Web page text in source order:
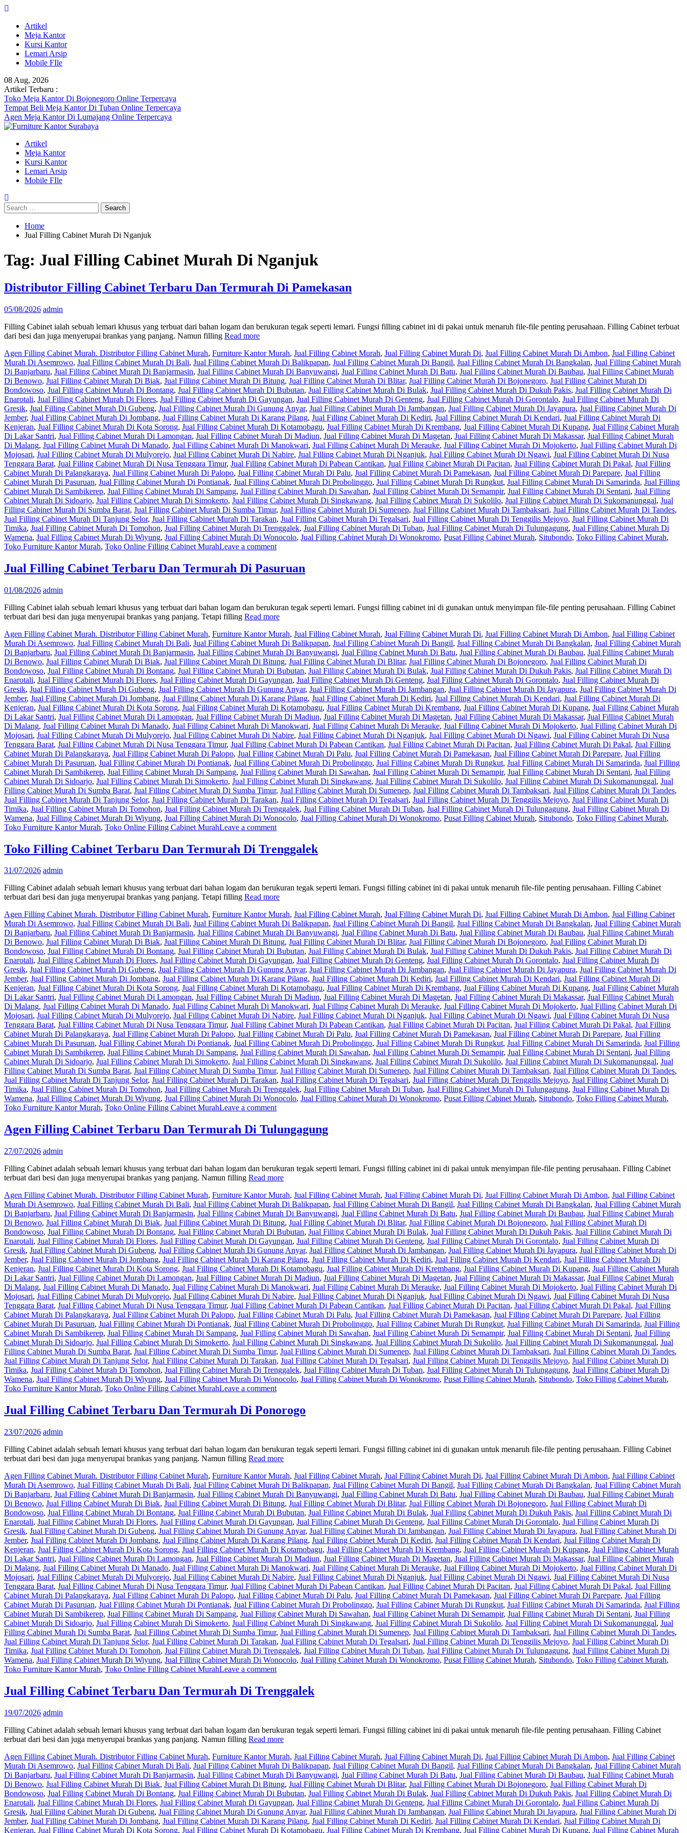
Skip
contentArtikel
Meja Kantor
Kursi Kantor
Lemari Arsip
Mobile FIle
08 Aug, 2026
Artikel Terbaru :
Toko Meja Kantor Di Bojonegoro Online Terpercaya
Tempat Beli Meja Kantor Di Tuban Online Terpercaya
Agen Meja Kantor Di Lumajang Online Terpercaya
Artikel
Meja Kantor
Kursi Kantor
Lemari Arsip
Mobile FIle
Search
for:
Home
Jual Filling Cabinet Murah Di Nganjuk
Tag: Jual Filling Cabinet Murah Di Nganjuk
Distributor Filling Cabinet Terbaru Dan Termurah Di Pamekasan
05/08/2026 admin
Filling Cabinet ialah sebuah lemari khusus yang terbuat dari bahan logam dan berukuran tegak seperti lemari. Fungsi filling cabinet ini di pakai untuk menaruh file-file penting perusahaan. Filling Cabinet terbuat
dari besi dan juga menyerupai brankas yang panjang. Namun filling Read more
Agen Filling Cabinet Murah. Distributor Filling Cabinet Murah, Furniture Kantor Murah, Jual Filling Cabinet Murah, Jual Filling Cabinet Murah Di, Jual Filling Cabinet Murah Di Ambon, Jual Filling Cabinet
Murah Di Asemrowo, Jual Filling Cabinet Murah Di Bali, Jual Filling Cabinet Murah Di Balikpapan, Jual Filling Cabinet Murah Di Bangil, Jual Filling Cabinet Murah Di Bangkalan, Jual Filling Cabinet Murah
Di Banjarbaru, Jual Filling Cabinet Murah Di Banjarmasin, Jual Filling Cabinet Murah Di Banyuwangi, Jual Filling Cabinet Murah Di Batu, Jual Filling Cabinet Murah Di Baubau, Jual Filling Cabinet Murah
Di Benowo, Jual Filling Cabinet Murah Di Biak, Jual Filling Cabinet Murah Di Bitung, Jual Filling Cabinet Murah Di Blitar, Jual Filling Cabinet Murah Di Bojonegoro, Jual Filling Cabinet Murah Di
Bondowoso, Jual Filling Cabinet Murah Di Bontang, Jual Filling Cabinet Murah Di Bubutan, Jual Filling Cabinet Murah Di Bulak, Jual Filling Cabinet Murah Di Dukuh Pakis, Jual Filling Cabinet Murah Di
Enarotali, Jual Filling Cabinet Murah Di Flores, Jual Filling Cabinet Murah Di Gayungan, Jual Filling Cabinet Murah Di Genteng, Jual Filling Cabinet Murah Di Gorontalo, Jual Filling Cabinet Murah Di
Gresik, Jual Filling Cabinet Murah Di Gubeng, Jual Filling Cabinet Murah Di Gunung Anyar, Jual Filling Cabinet Murah Di Jambangan, Jual Filling Cabinet Murah Di Jayapura, Jual Filling Cabinet Murah Di
Jember, Jual Filling Cabinet Murah Di Jombang, Jual Filling Cabinet Murah Di Karang Pilang, Jual Filling Cabinet Murah Di Kediri, Jual Filling Cabinet Murah Di Kendari, Jual Filling Cabinet Murah Di
Kenjeran, Jual Filling Cabinet Murah Di Kota Sorong, Jual Filling Cabinet Murah Di Kotamobagu, Jual Filling Cabinet Murah Di Krembang, Jual Filling Cabinet Murah Di Kupang, Jual Filling Cabinet Murah
Di Lakar Santri, Jual Filling Cabinet Murah Di Lamongan, Jual Filling Cabinet Murah Di Madiun, Jual Filling Cabinet Murah Di Magetan, Jual Filling Cabinet Murah Di Makassar, Jual Filling Cabinet Murah
Di Malang, Jual Filling Cabinet Murah Di Manado, Jual Filling Cabinet Murah Di Manokwari, Jual Filling Cabinet Murah Di Merauke, Jual Filling Cabinet Murah Di Mojokerto, Jual Filling Cabinet Murah Di
Mojosari, Jual Filling Cabinet Murah Di Mulyorejo, Jual Filling Cabinet Murah Di Nabire, Jual Filling Cabinet Murah Di Nganjuk, Jual Filling Cabinet Murah Di Ngawi, Jual Filling Cabinet Murah Di Nusa
Tenggara Barat, Jual Filling Cabinet Murah Di Nusa Tenggara Timur, Jual Filling Cabinet Murah Di Pabean Cantikan, Jual Filling Cabinet Murah Di Pacitan, Jual Filling Cabinet Murah Di Pakal, Jual Filling
Cabinet Murah Di Palangkaraya, Jual Filling Cabinet Murah Di Palopo, Jual Filling Cabinet Murah Di Palu, Jual Filling Cabinet Murah Di Pamekasan, Jual Filling Cabinet Murah Di Parepare, Jual Filling
Cabinet Murah Di Pasuruan, Jual Filling Cabinet Murah Di Pontianak, Jual Filling Cabinet Murah Di Probolinggo, Jual Filling Cabinet Murah Di Rungkut, Jual Filling Cabinet Murah Di Samarinda, Jual Filling
Cabinet Murah Di Sambikerep, Jual Filling Cabinet Murah Di Sampang, Jual Filling Cabinet Murah Di Sawahan, Jual Filling Cabinet Murah Di Semampir, Jual Filling Cabinet Murah Di Sentani, Jual Filling
Cabinet Murah Di Sidoarjo, Jual Filling Cabinet Murah Di Simokerto, Jual Filling Cabinet Murah Di Singkawang, Jual Filling Cabinet Murah Di Sukolilo, Jual Filling Cabinet Murah Di Sukomanunggal, Jual
Filling Cabinet Murah Di Sumba Barat, Jual Filling Cabinet Murah Di Sumba Timur, Jual Filling Cabinet Murah Di Sumenep, Jual Filling Cabinet Murah Di Tambaksari, Jual Filling Cabinet Murah Di Tandes,
Jual Filling Cabinet Murah Di Tanjung Selor, Jual Filling Cabinet Murah Di Tarakan, Jual Filling Cabinet Murah Di Tegalsari, Jual Filling Cabinet Murah Di Tenggilis Mejoyo, Jual Filling Cabinet Murah Di
Timika, Jual Filling Cabinet Murah Di Tomohon, Jual Filling Cabinet Murah Di Trenggalek, Jual Filling Cabinet Murah Di Tuban, Jual Filling Cabinet Murah Di Tulungagung, Jual Filling Cabinet Murah Di
Wamena, Jual Filling Cabinet Murah Di Wiyung, Jual Filling Cabinet Murah Di Wonocolo, Jual Filling Cabinet Murah Di Wonokromo, Pusat Filling Cabinet Murah, Situbondo, Toko Filling Cabinet Murah,
Toko Furniture Kantor Murah, Toko Online Filling Cabinet MurahLeave a comment
Jual Filling Cabinet Terbaru Dan Termurah Di Pasuruan
01/08/2026 admin
Filling Cabinet ialah sebuah lemari khusus yang terbuat dari bahan logam dan berukuran tegak seperti lemari. Fungsi filling cabinet ini di gunakan untuk menyimpan file-file penting perusahaan. Filling Cabinet
terbuat dari besi dan juga menyerupai brankas yang panjang. Tetapi filling Read more
Agen Filling Cabinet Murah. Distributor Filling Cabinet Murah, Furniture Kantor Murah, Jual Filling Cabinet Murah, Jual Filling Cabinet Murah Di, Jual Filling Cabinet Murah Di Ambon, Jual Filling Cabinet
Murah Di Asemrowo, Jual Filling Cabinet Murah Di Bali, Jual Filling Cabinet Murah Di Balikpapan, Jual Filling Cabinet Murah Di Bangil, Jual Filling Cabinet Murah Di Bangkalan, Jual Filling Cabinet Murah
Di Banjarbaru, Jual Filling Cabinet Murah Di Banjarmasin, Jual Filling Cabinet Murah Di Banyuwangi, Jual Filling Cabinet Murah Di Batu, Jual Filling Cabinet Murah Di Baubau, Jual Filling Cabinet Murah
Di Benowo, Jual Filling Cabinet Murah Di Biak, Jual Filling Cabinet Murah Di Bitung, Jual Filling Cabinet Murah Di Blitar, Jual Filling Cabinet Murah Di Bojonegoro, Jual Filling Cabinet Murah Di
Bondowoso, Jual Filling Cabinet Murah Di Bontang, Jual Filling Cabinet Murah Di Bubutan, Jual Filling Cabinet Murah Di Bulak, Jual Filling Cabinet Murah Di Dukuh Pakis, Jual Filling Cabinet Murah Di
Enarotali, Jual Filling Cabinet Murah Di Flores, Jual Filling Cabinet Murah Di Gayungan, Jual Filling Cabinet Murah Di Genteng, Jual Filling Cabinet Murah Di Gorontalo, Jual Filling Cabinet Murah Di
Gresik, Jual Filling Cabinet Murah Di Gubeng, Jual Filling Cabinet Murah Di Gunung Anyar, Jual Filling Cabinet Murah Di Jambangan, Jual Filling Cabinet Murah Di Jayapura, Jual Filling Cabinet Murah Di
Jember, Jual Filling Cabinet Murah Di Jombang, Jual Filling Cabinet Murah Di Karang Pilang, Jual Filling Cabinet Murah Di Kediri, Jual Filling Cabinet Murah Di Kendari, Jual Filling Cabinet Murah Di
Kenjeran, Jual Filling Cabinet Murah Di Kota Sorong, Jual Filling Cabinet Murah Di Kotamobagu, Jual Filling Cabinet Murah Di Krembang, Jual Filling Cabinet Murah Di Kupang, Jual Filling Cabinet Murah
Di Lakar Santri, Jual Filling Cabinet Murah Di Lamongan, Jual Filling Cabinet Murah Di Madiun, Jual Filling Cabinet Murah Di Magetan, Jual Filling Cabinet Murah Di Makassar, Jual Filling Cabinet Murah
Di Malang, Jual Filling Cabinet Murah Di Manado, Jual Filling Cabinet Murah Di Manokwari, Jual Filling Cabinet Murah Di Merauke, Jual Filling Cabinet Murah Di Mojokerto, Jual Filling Cabinet Murah Di
Mojosari, Jual Filling Cabinet Murah Di Mulyorejo, Jual Filling Cabinet Murah Di Nabire, Jual Filling Cabinet Murah Di Nganjuk, Jual Filling Cabinet Murah Di Ngawi, Jual Filling Cabinet Murah Di Nusa
Tenggara Barat, Jual Filling Cabinet Murah Di Nusa Tenggara Timur, Jual Filling Cabinet Murah Di Pabean Cantikan, Jual Filling Cabinet Murah Di Pacitan, Jual Filling Cabinet Murah Di Pakal, Jual Filling
Cabinet Murah Di Palangkaraya, Jual Filling Cabinet Murah Di Palopo, Jual Filling Cabinet Murah Di Palu, Jual Filling Cabinet Murah Di Pamekasan, Jual Filling Cabinet Murah Di Parepare, Jual Filling
Cabinet Murah Di Pasuruan, Jual Filling Cabinet Murah Di Pontianak, Jual Filling Cabinet Murah Di Probolinggo, Jual Filling Cabinet Murah Di Rungkut, Jual Filling Cabinet Murah Di Samarinda, Jual Filling
Cabinet Murah Di Sambikerep, Jual Filling Cabinet Murah Di Sampang, Jual Filling Cabinet Murah Di Sawahan, Jual Filling Cabinet Murah Di Semampir, Jual Filling Cabinet Murah Di Sentani, Jual Filling
Cabinet Murah Di Sidoarjo, Jual Filling Cabinet Murah Di Simokerto, Jual Filling Cabinet Murah Di Singkawang, Jual Filling Cabinet Murah Di Sukolilo, Jual Filling Cabinet Murah Di Sukomanunggal, Jual
Filling Cabinet Murah Di Sumba Barat, Jual Filling Cabinet Murah Di Sumba Timur, Jual Filling Cabinet Murah Di Sumenep, Jual Filling Cabinet Murah Di Tambaksari, Jual Filling Cabinet Murah Di Tandes,
Jual Filling Cabinet Murah Di Tanjung Selor, Jual Filling Cabinet Murah Di Tarakan, Jual Filling Cabinet Murah Di Tegalsari, Jual Filling Cabinet Murah Di Tenggilis Mejoyo, Jual Filling Cabinet Murah Di
Timika, Jual Filling Cabinet Murah Di Tomohon, Jual Filling Cabinet Murah Di Trenggalek, Jual Filling Cabinet Murah Di Tuban, Jual Filling Cabinet Murah Di Tulungagung, Jual Filling Cabinet Murah Di
Wamena, Jual Filling Cabinet Murah Di Wiyung, Jual Filling Cabinet Murah Di Wonocolo, Jual Filling Cabinet Murah Di Wonokromo, Pusat Filling Cabinet Murah, Situbondo, Toko Filling Cabinet Murah,
Toko Furniture Kantor Murah, Toko Online Filling Cabinet MurahLeave a comment
Toko Filling Cabinet Terbaru Dan Termurah Di Trenggalek
31/07/2026 admin
Filling Cabinet adalah sebuah lemari khusus yang terbuat dari bahan logam dan berukuran tegak seperti lemari. Fungsi filling cabinet ini di pakai untuk menaruh file-file penting perusahaan. Filling Cabinet
terbuat dari besi dan juga menyerupai brankas yang panjang. Tetapi filling Read more
Agen Filling Cabinet Murah. Distributor Filling Cabinet Murah, Furniture Kantor Murah, Jual Filling Cabinet Murah, Jual Filling Cabinet Murah Di, Jual Filling Cabinet Murah Di Ambon, Jual Filling Cabinet
Murah Di Asemrowo, Jual Filling Cabinet Murah Di Bali, Jual Filling Cabinet Murah Di Balikpapan, Jual Filling Cabinet Murah Di Bangil, Jual Filling Cabinet Murah Di Bangkalan, Jual Filling Cabinet Murah
Di Banjarbaru, Jual Filling Cabinet Murah Di Banjarmasin, Jual Filling Cabinet Murah Di Banyuwangi, Jual Filling Cabinet Murah Di Batu, Jual Filling Cabinet Murah Di Baubau, Jual Filling Cabinet Murah
Di Benowo, Jual Filling Cabinet Murah Di Biak, Jual Filling Cabinet Murah Di Bitung, Jual Filling Cabinet Murah Di Blitar, Jual Filling Cabinet Murah Di Bojonegoro, Jual Filling Cabinet Murah Di
Bondowoso, Jual Filling Cabinet Murah Di Bontang, Jual Filling Cabinet Murah Di Bubutan, Jual Filling Cabinet Murah Di Bulak, Jual Filling Cabinet Murah Di Dukuh Pakis, Jual Filling Cabinet Murah Di
Enarotali, Jual Filling Cabinet Murah Di Flores, Jual Filling Cabinet Murah Di Gayungan, Jual Filling Cabinet Murah Di Genteng, Jual Filling Cabinet Murah Di Gorontalo, Jual Filling Cabinet Murah Di
Gresik, Jual Filling Cabinet Murah Di Gubeng, Jual Filling Cabinet Murah Di Gunung Anyar, Jual Filling Cabinet Murah Di Jambangan, Jual Filling Cabinet Murah Di Jayapura, Jual Filling Cabinet Murah Di
Jember, Jual Filling Cabinet Murah Di Jombang, Jual Filling Cabinet Murah Di Karang Pilang, Jual Filling Cabinet Murah Di Kediri, Jual Filling Cabinet Murah Di Kendari, Jual Filling Cabinet Murah Di
Kenjeran, Jual Filling Cabinet Murah Di Kota Sorong, Jual Filling Cabinet Murah Di Kotamobagu, Jual Filling Cabinet Murah Di Krembang, Jual Filling Cabinet Murah Di Kupang, Jual Filling Cabinet Murah
Di Lakar Santri, Jual Filling Cabinet Murah Di Lamongan, Jual Filling Cabinet Murah Di Madiun, Jual Filling Cabinet Murah Di Magetan, Jual Filling Cabinet Murah Di Makassar, Jual Filling Cabinet Murah
Di Malang, Jual Filling Cabinet Murah Di Manado, Jual Filling Cabinet Murah Di Manokwari, Jual Filling Cabinet Murah Di Merauke, Jual Filling Cabinet Murah Di Mojokerto, Jual Filling Cabinet Murah Di
Mojosari, Jual Filling Cabinet Murah Di Mulyorejo, Jual Filling Cabinet Murah Di Nabire, Jual Filling Cabinet Murah Di Nganjuk, Jual Filling Cabinet Murah Di Ngawi, Jual Filling Cabinet Murah Di Nusa
Tenggara Barat, Jual Filling Cabinet Murah Di Nusa Tenggara Timur, Jual Filling Cabinet Murah Di Pabean Cantikan, Jual Filling Cabinet Murah Di Pacitan, Jual Filling Cabinet Murah Di Pakal, Jual Filling
Cabinet Murah Di Palangkaraya, Jual Filling Cabinet Murah Di Palopo, Jual Filling Cabinet Murah Di Palu, Jual Filling Cabinet Murah Di Pamekasan, Jual Filling Cabinet Murah Di Parepare, Jual Filling
Cabinet Murah Di Pasuruan, Jual Filling Cabinet Murah Di Pontianak, Jual Filling Cabinet Murah Di Probolinggo, Jual Filling Cabinet Murah Di Rungkut, Jual Filling Cabinet Murah Di Samarinda, Jual Filling
Cabinet Murah Di Sambikerep, Jual Filling Cabinet Murah Di Sampang, Jual Filling Cabinet Murah Di Sawahan, Jual Filling Cabinet Murah Di Semampir, Jual Filling Cabinet Murah Di Sentani, Jual Filling
Cabinet Murah Di Sidoarjo, Jual Filling Cabinet Murah Di Simokerto, Jual Filling Cabinet Murah Di Singkawang, Jual Filling Cabinet Murah Di Sukolilo, Jual Filling Cabinet Murah Di Sukomanunggal, Jual
Filling Cabinet Murah Di Sumba Barat, Jual Filling Cabinet Murah Di Sumba Timur, Jual Filling Cabinet Murah Di Sumenep, Jual Filling Cabinet Murah Di Tambaksari, Jual Filling Cabinet Murah Di Tandes,
Jual Filling Cabinet Murah Di Tanjung Selor, Jual Filling Cabinet Murah Di Tarakan, Jual Filling Cabinet Murah Di Tegalsari, Jual Filling Cabinet Murah Di Tenggilis Mejoyo, Jual Filling Cabinet Murah Di
Timika, Jual Filling Cabinet Murah Di Tomohon, Jual Filling Cabinet Murah Di Trenggalek, Jual Filling Cabinet Murah Di Tuban, Jual Filling Cabinet Murah Di Tulungagung, Jual Filling Cabinet Murah Di
Wamena, Jual Filling Cabinet Murah Di Wiyung, Jual Filling Cabinet Murah Di Wonocolo, Jual Filling Cabinet Murah Di Wonokromo, Pusat Filling Cabinet Murah, Situbondo, Toko Filling Cabinet Murah,
Toko Furniture Kantor Murah, Toko Online Filling Cabinet MurahLeave a comment
Agen Filling Cabinet Terbaru Dan Termurah Di Tulungagung
27/07/2026 admin
Filling Cabinet adalah sebuah lemari khusus yang terbuat dari bahan logam dan berukuran tegak seperti lemari. Fungsi filling cabinet ini di pakai untuk menyimpan file-file penting perusahaan. Filling Cabinet
terbuat dari besi dan juga menyerupai brankas yang panjang. Namun filling Read more
Agen Filling Cabinet Murah. Distributor Filling Cabinet Murah, Furniture Kantor Murah, Jual Filling Cabinet Murah, Jual Filling Cabinet Murah Di, Jual Filling Cabinet Murah Di Ambon, Jual Filling Cabinet
Murah Di Asemrowo, Jual Filling Cabinet Murah Di Bali, Jual Filling Cabinet Murah Di Balikpapan, Jual Filling Cabinet Murah Di Bangil, Jual Filling Cabinet Murah Di Bangkalan, Jual Filling Cabinet Murah
Di Banjarbaru, Jual Filling Cabinet Murah Di Banjarmasin, Jual Filling Cabinet Murah Di Banyuwangi, Jual Filling Cabinet Murah Di Batu, Jual Filling Cabinet Murah Di Baubau, Jual Filling Cabinet Murah
Di Benowo, Jual Filling Cabinet Murah Di Biak, Jual Filling Cabinet Murah Di Bitung, Jual Filling Cabinet Murah Di Blitar, Jual Filling Cabinet Murah Di Bojonegoro, Jual Filling Cabinet Murah Di
Bondowoso, Jual Filling Cabinet Murah Di Bontang, Jual Filling Cabinet Murah Di Bubutan, Jual Filling Cabinet Murah Di Bulak, Jual Filling Cabinet Murah Di Dukuh Pakis, Jual Filling Cabinet Murah Di
Enarotali, Jual Filling Cabinet Murah Di Flores, Jual Filling Cabinet Murah Di Gayungan, Jual Filling Cabinet Murah Di Genteng, Jual Filling Cabinet Murah Di Gorontalo, Jual Filling Cabinet Murah Di
Gresik, Jual Filling Cabinet Murah Di Gubeng, Jual Filling Cabinet Murah Di Gunung Anyar, Jual Filling Cabinet Murah Di Jambangan, Jual Filling Cabinet Murah Di Jayapura, Jual Filling Cabinet Murah Di
Jember, Jual Filling Cabinet Murah Di Jombang, Jual Filling Cabinet Murah Di Karang Pilang, Jual Filling Cabinet Murah Di Kediri, Jual Filling Cabinet Murah Di Kendari, Jual Filling Cabinet Murah Di
Kenjeran, Jual Filling Cabinet Murah Di Kota Sorong, Jual Filling Cabinet Murah Di Kotamobagu, Jual Filling Cabinet Murah Di Krembang, Jual Filling Cabinet Murah Di Kupang, Jual Filling Cabinet Murah
Di Lakar Santri, Jual Filling Cabinet Murah Di Lamongan, Jual Filling Cabinet Murah Di Madiun, Jual Filling Cabinet Murah Di Magetan, Jual Filling Cabinet Murah Di Makassar, Jual Filling Cabinet Murah
Di Malang, Jual Filling Cabinet Murah Di Manado, Jual Filling Cabinet Murah Di Manokwari, Jual Filling Cabinet Murah Di Merauke, Jual Filling Cabinet Murah Di Mojokerto, Jual Filling Cabinet Murah Di
Mojosari, Jual Filling Cabinet Murah Di Mulyorejo, Jual Filling Cabinet Murah Di Nabire, Jual Filling Cabinet Murah Di Nganjuk, Jual Filling Cabinet Murah Di Ngawi, Jual Filling Cabinet Murah Di Nusa
Tenggara Barat, Jual Filling Cabinet Murah Di Nusa Tenggara Timur, Jual Filling Cabinet Murah Di Pabean Cantikan, Jual Filling Cabinet Murah Di Pacitan, Jual Filling Cabinet Murah Di Pakal, Jual Filling
Cabinet Murah Di Palangkaraya, Jual Filling Cabinet Murah Di Palopo, Jual Filling Cabinet Murah Di Palu, Jual Filling Cabinet Murah Di Pamekasan, Jual Filling Cabinet Murah Di Parepare, Jual Filling
Cabinet Murah Di Pasuruan, Jual Filling Cabinet Murah Di Pontianak, Jual Filling Cabinet Murah Di Probolinggo, Jual Filling Cabinet Murah Di Rungkut, Jual Filling Cabinet Murah Di Samarinda, Jual Filling
Cabinet Murah Di Sambikerep, Jual Filling Cabinet Murah Di Sampang, Jual Filling Cabinet Murah Di Sawahan, Jual Filling Cabinet Murah Di Semampir, Jual Filling Cabinet Murah Di Sentani, Jual Filling
Cabinet Murah Di Sidoarjo, Jual Filling Cabinet Murah Di Simokerto, Jual Filling Cabinet Murah Di Singkawang, Jual Filling Cabinet Murah Di Sukolilo, Jual Filling Cabinet Murah Di Sukomanunggal, Jual
Filling Cabinet Murah Di Sumba Barat, Jual Filling Cabinet Murah Di Sumba Timur, Jual Filling Cabinet Murah Di Sumenep, Jual Filling Cabinet Murah Di Tambaksari, Jual Filling Cabinet Murah Di Tandes,
Jual Filling Cabinet Murah Di Tanjung Selor, Jual Filling Cabinet Murah Di Tarakan, Jual Filling Cabinet Murah Di Tegalsari, Jual Filling Cabinet Murah Di Tenggilis Mejoyo, Jual Filling Cabinet Murah Di
Timika, Jual Filling Cabinet Murah Di Tomohon, Jual Filling Cabinet Murah Di Trenggalek, Jual Filling Cabinet Murah Di Tuban, Jual Filling Cabinet Murah Di Tulungagung, Jual Filling Cabinet Murah Di
Wamena, Jual Filling Cabinet Murah Di Wiyung, Jual Filling Cabinet Murah Di Wonocolo, Jual Filling Cabinet Murah Di Wonokromo, Pusat Filling Cabinet Murah, Situbondo, Toko Filling Cabinet Murah,
Toko Furniture Kantor Murah, Toko Online Filling Cabinet MurahLeave a comment
Jual Filling Cabinet Terbaru Dan Termurah Di Ponorogo
23/07/2026 admin
Filling Cabinet adalah sebuah lemari khusus yang terbuat dari bahan logam dan berukuran tegak seperti lemari. Fungsi filling cabinet ini di gunakan untuk menaruh file-file penting perusahaan. Filling Cabinet
terbuat dari besi dan juga menyerupai brankas yang panjang. Namun filling Read more
Agen Filling Cabinet Murah. Distributor Filling Cabinet Murah, Furniture Kantor Murah, Jual Filling Cabinet Murah, Jual Filling Cabinet Murah Di, Jual Filling Cabinet Murah Di Ambon, Jual Filling Cabinet
Murah Di Asemrowo, Jual Filling Cabinet Murah Di Bali, Jual Filling Cabinet Murah Di Balikpapan, Jual Filling Cabinet Murah Di Bangil, Jual Filling Cabinet Murah Di Bangkalan, Jual Filling Cabinet Murah
Di Banjarbaru, Jual Filling Cabinet Murah Di Banjarmasin, Jual Filling Cabinet Murah Di Banyuwangi, Jual Filling Cabinet Murah Di Batu, Jual Filling Cabinet Murah Di Baubau, Jual Filling Cabinet Murah
Di Benowo, Jual Filling Cabinet Murah Di Biak, Jual Filling Cabinet Murah Di Bitung, Jual Filling Cabinet Murah Di Blitar, Jual Filling Cabinet Murah Di Bojonegoro, Jual Filling Cabinet Murah Di
Bondowoso, Jual Filling Cabinet Murah Di Bontang, Jual Filling Cabinet Murah Di Bubutan, Jual Filling Cabinet Murah Di Bulak, Jual Filling Cabinet Murah Di Dukuh Pakis, Jual Filling Cabinet Murah Di
Enarotali, Jual Filling Cabinet Murah Di Flores, Jual Filling Cabinet Murah Di Gayungan, Jual Filling Cabinet Murah Di Genteng, Jual Filling Cabinet Murah Di Gorontalo, Jual Filling Cabinet Murah Di
Gresik, Jual Filling Cabinet Murah Di Gubeng, Jual Filling Cabinet Murah Di Gunung Anyar, Jual Filling Cabinet Murah Di Jambangan, Jual Filling Cabinet Murah Di Jayapura, Jual Filling Cabinet Murah Di
Jember, Jual Filling Cabinet Murah Di Jombang, Jual Filling Cabinet Murah Di Karang Pilang, Jual Filling Cabinet Murah Di Kediri, Jual Filling Cabinet Murah Di Kendari, Jual Filling Cabinet Murah Di
Kenjeran, Jual Filling Cabinet Murah Di Kota Sorong, Jual Filling Cabinet Murah Di Kotamobagu, Jual Filling Cabinet Murah Di Krembang, Jual Filling Cabinet Murah Di Kupang, Jual Filling Cabinet Murah
Di Lakar Santri, Jual Filling Cabinet Murah Di Lamongan, Jual Filling Cabinet Murah Di Madiun, Jual Filling Cabinet Murah Di Magetan, Jual Filling Cabinet Murah Di Makassar, Jual Filling Cabinet Murah
Di Malang, Jual Filling Cabinet Murah Di Manado, Jual Filling Cabinet Murah Di Manokwari, Jual Filling Cabinet Murah Di Merauke, Jual Filling Cabinet Murah Di Mojokerto, Jual Filling Cabinet Murah Di
Mojosari, Jual Filling Cabinet Murah Di Mulyorejo, Jual Filling Cabinet Murah Di Nabire, Jual Filling Cabinet Murah Di Nganjuk, Jual Filling Cabinet Murah Di Ngawi, Jual Filling Cabinet Murah Di Nusa
Tenggara Barat, Jual Filling Cabinet Murah Di Nusa Tenggara Timur, Jual Filling Cabinet Murah Di Pabean Cantikan, Jual Filling Cabinet Murah Di Pacitan, Jual Filling Cabinet Murah Di Pakal, Jual Filling
Cabinet Murah Di Palangkaraya, Jual Filling Cabinet Murah Di Palopo, Jual Filling Cabinet Murah Di Palu, Jual Filling Cabinet Murah Di Pamekasan, Jual Filling Cabinet Murah Di Parepare, Jual Filling
Cabinet Murah Di Pasuruan, Jual Filling Cabinet Murah Di Pontianak, Jual Filling Cabinet Murah Di Probolinggo, Jual Filling Cabinet Murah Di Rungkut, Jual Filling Cabinet Murah Di Samarinda, Jual Filling
Cabinet Murah Di Sambikerep, Jual Filling Cabinet Murah Di Sampang, Jual Filling Cabinet Murah Di Sawahan, Jual Filling Cabinet Murah Di Semampir, Jual Filling Cabinet Murah Di Sentani, Jual Filling
Cabinet Murah Di Sidoarjo, Jual Filling Cabinet Murah Di Simokerto, Jual Filling Cabinet Murah Di Singkawang, Jual Filling Cabinet Murah Di Sukolilo, Jual Filling Cabinet Murah Di Sukomanunggal, Jual
Filling Cabinet Murah Di Sumba Barat, Jual Filling Cabinet Murah Di Sumba Timur, Jual Filling Cabinet Murah Di Sumenep, Jual Filling Cabinet Murah Di Tambaksari, Jual Filling Cabinet Murah Di Tandes,
Jual Filling Cabinet Murah Di Tanjung Selor, Jual Filling Cabinet Murah Di Tarakan, Jual Filling Cabinet Murah Di Tegalsari, Jual Filling Cabinet Murah Di Tenggilis Mejoyo, Jual Filling Cabinet Murah Di
Timika, Jual Filling Cabinet Murah Di Tomohon, Jual Filling Cabinet Murah Di Trenggalek, Jual Filling Cabinet Murah Di Tuban, Jual Filling Cabinet Murah Di Tulungagung, Jual Filling Cabinet Murah Di
Wamena, Jual Filling Cabinet Murah Di Wiyung, Jual Filling Cabinet Murah Di Wonocolo, Jual Filling Cabinet Murah Di Wonokromo, Pusat Filling Cabinet Murah, Situbondo, Toko Filling Cabinet Murah,
Toko Furniture Kantor Murah, Toko Online Filling Cabinet MurahLeave a comment
Jual Filling Cabinet Terbaru Dan Termurah Di Trenggalek
19/07/2026 admin
Filling Cabinet adalah sebuah lemari khusus yang terbuat dari bahan logam dan berukuran tegak seperti lemari. Fungsi filling cabinet ini di pakai untuk menaruh file-file penting perusahaan. Filling Cabinet
terbuat dari besi dan juga menyerupai brankas yang panjang. Namun filling Read more
Agen Filling Cabinet Murah. Distributor Filling Cabinet Murah, Furniture Kantor Murah, Jual Filling Cabinet Murah, Jual Filling Cabinet Murah Di, Jual Filling Cabinet Murah Di Ambon, Jual Filling Cabinet
Murah Di Asemrowo, Jual Filling Cabinet Murah Di Bali, Jual Filling Cabinet Murah Di Balikpapan, Jual Filling Cabinet Murah Di Bangil, Jual Filling Cabinet Murah Di Bangkalan, Jual Filling Cabinet Murah
Di Banjarbaru, Jual Filling Cabinet Murah Di Banjarmasin, Jual Filling Cabinet Murah Di Banyuwangi, Jual Filling Cabinet Murah Di Batu, Jual Filling Cabinet Murah Di Baubau, Jual Filling Cabinet Murah
Di Benowo, Jual Filling Cabinet Murah Di Biak, Jual Filling Cabinet Murah Di Bitung, Jual Filling Cabinet Murah Di Blitar, Jual Filling Cabinet Murah Di Bojonegoro, Jual Filling Cabinet Murah Di
Bondowoso, Jual Filling Cabinet Murah Di Bontang, Jual Filling Cabinet Murah Di Bubutan, Jual Filling Cabinet Murah Di Bulak, Jual Filling Cabinet Murah Di Dukuh Pakis, Jual Filling Cabinet Murah Di
Enarotali, Jual Filling Cabinet Murah Di Flores, Jual Filling Cabinet Murah Di Gayungan, Jual Filling Cabinet Murah Di Genteng, Jual Filling Cabinet Murah Di Gorontalo, Jual Filling Cabinet Murah Di
Gresik, Jual Filling Cabinet Murah Di Gubeng, Jual Filling Cabinet Murah Di Gunung Anyar, Jual Filling Cabinet Murah Di Jambangan, Jual Filling Cabinet Murah Di Jayapura, Jual Filling Cabinet Murah Di
Jember, Jual Filling Cabinet Murah Di Jombang, Jual Filling Cabinet Murah Di Karang Pilang, Jual Filling Cabinet Murah Di Kediri, Jual Filling Cabinet Murah Di Kendari, Jual Filling Cabinet Murah Di
Kenjeran, Jual Filling Cabinet Murah Di Kota Sorong, Jual Filling Cabinet Murah Di Kotamobagu, Jual Filling Cabinet Murah Di Krembang, Jual Filling Cabinet Murah Di Kupang, Jual Filling Cabinet Murah